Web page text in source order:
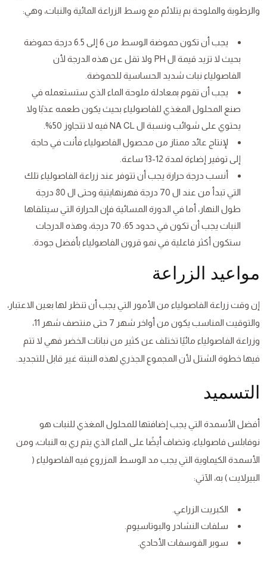
والرطوبة والملوحة بم يتلائم مع وسط الزراعة المائية والنبات، وهي:
يجب أن تكون حموضة الوسط من 6 إلى 6.5 درجة حموضة
بحيث لا تزيد قيمة ال PH ولا تقل عن هذه الدرجة لأن
الفاصولياء نبات شديد الحساسية للحموضة.
يجب أن تقوم بمعادلة ملوحة الماء الذي ستستعمله في
صنع المحلول المغذي للفاصولياء بحيث يكون طعمه عذبًا ولا
يحتوي على شوائب ونسبة ال NA CL فيه لا تتجاوز 50%.
لإنتاج عائد ممتاز من محصول الفاصولياء فأنت في حاجة
إلى توفير إضاءة لمدة 12-13 ساعة.
أنسب درجة حرارة يجب أن تتوفر عند زراعة الفاصولياء تلك
التي تبدأ من عند ال 70 درجة فهرنهايتية وحتى ال 80 درجة
طول النهار، أما في الدورة المسائية فإن الحرارة التي سيتلقاها
النبات يجب أن تكون في حدود 65: 70 درجة، وهذه الدرجات
ستكون أكثر فاعلية في نمو قرون الفاصولياء بأفضل جودة.
مواعيد الزراعة
إن وقت زراعة الفاصولياء من الأمور التي يجب أن تنظر لها بعين الاعتبار،
والتوقيت المناسب يكون من أواخر شهر 7 حتى منتصف شهر 11،
وزراعة الفاصولياء مائيًا تختلف عن كثير من نباتات الخضر فهي لا تتم
فيها خطوة الشتل لأن المجموع الجذري لهذه النبتة غير قابل للتجديد.
التسميد
أفضل الأسمدة التي يجب إضافتها للمحلول المغذي للنبات هو
نوفابلس فاصولياء، وتضاف أيضًا على الماء الذي يتم ري به النبات، ومن
الأسمدة الكيماوية التي يجب مد الوسط المزروع فيه الفاصولياء (
البيرلايت ) به، الآتي:
الكبريت الزراعي.
سلفات النشادر والبوتاسيوم.
سوبر الفوسفات الأحادي.